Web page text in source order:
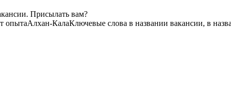
Присылать вам?
опытаАлхан-КалаКлючевые слова в названии вакансии, в